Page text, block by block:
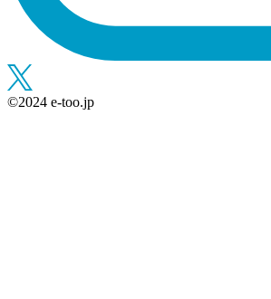
©︎2024 e-too.jp